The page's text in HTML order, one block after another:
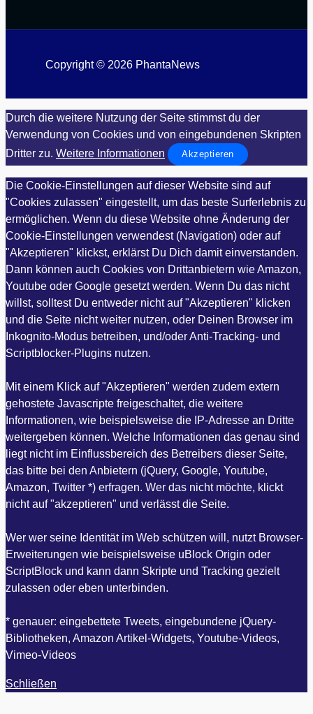
Copyright © 2026 PhantaNews
Durch die weitere Nutzung der Seite stimmst du der
Verwendung von Cookies und von eingebundenen Skripten
Dritter zu. Weitere Informationen Akzeptieren
Die Cookie-Einstellungen auf dieser Website sind auf
"Cookies zulassen" eingestellt, um das beste Surferlebnis zu
ermöglichen. Wenn du diese Website ohne Änderung der
Cookie-Einstellungen verwendest (Navigation) oder auf
"Akzeptieren" klickst, erklärst Du Dich damit einverstanden.
Dann können auch Cookies von Drittanbietern wie Amazon,
Youtube oder Google gesetzt werden. Wenn Du das nicht
willst, solltest Du entweder nicht auf "Akzeptieren" klicken
und die Seite nicht weiter nutzen, oder Deinen Browser im
Inkognito-Modus betreiben, und/oder Anti-Tracking- und
Scriptblocker-Plugins nutzen.
Mit einem Klick auf "Akzeptieren" werden zudem extern
gehostete Javascripte freigeschaltet, die weitere
Informationen, wie beispielsweise die IP-Adresse an Dritte
weitergeben können. Welche Informationen das genau sind
liegt nicht im Einflussbereich des Betreibers dieser Seite,
das bitte bei den Anbietern (jQuery, Google, Youtube,
Amazon, Twitter *) erfragen. Wer das nicht möchte, klickt
nicht auf "akzeptieren" und verlässt die Seite.
Wer wer seine Identität im Web schützen will, nutzt Browser-
Erweiterungen wie beispielsweise uBlock Origin oder
ScriptBlock und kann dann Skripte und Tracking gezielt
zulassen oder eben unterbinden.
* genauer: eingebettete Tweets, eingebundene jQuery-
Bibliotheken, Amazon Artikel-Widgets, Youtube-Videos,
Vimeo-Videos
Schließen